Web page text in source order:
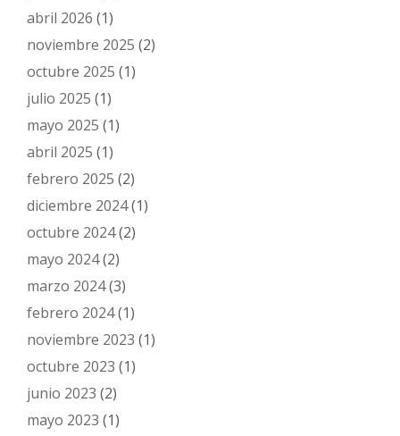
abril 2026 (1)
noviembre 2025 (2)
octubre 2025 (1)
julio 2025 (1)
mayo 2025 (1)
abril 2025 (1)
febrero 2025 (2)
diciembre 2024(1)
octubre 2024(2)
mayo 2024(2)
marzo 2024(3)
febrero 2024(1)
noviembre 2023 (1)
octubre 2023 (1)
junio 2023 (2)
mayo 2023 (1)